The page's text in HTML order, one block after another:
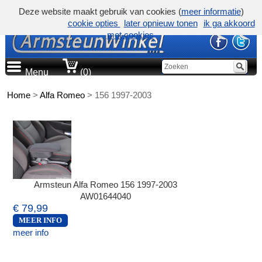
Menu (0)
Home >Alfa Romeo > 156 1997-2003
Armsteun Alfa Romeo 156 1997-2003
AW01644040
€ 79,99
MEER INFO
meer info
Deze website maakt gebruik van cookies (meer informatie)
cookie opties
later opnieuw tonen
ik ga akkoord
met cookies